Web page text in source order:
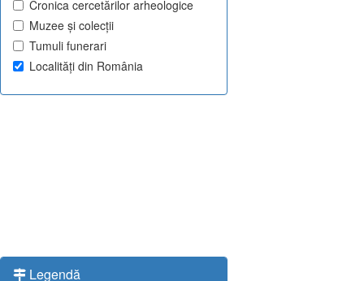
Cronica cercetărilor arheologice
Muzee și colecții
Tumuli funerari
Localități din România
Legendă